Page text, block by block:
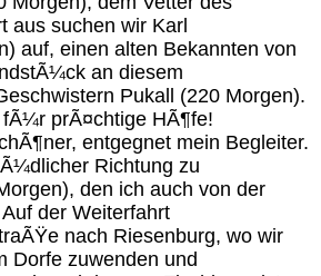
aus suchen wir Karl
auf, einen alten Bekannten von
an diesem
Pukall (220 Morgen).
prÃ¤chtige HÃ¶fe!
entgegnet mein Begleiter.
Richtung zu
den ich auch von der
der Weiterfahrt
nach Riesenburg, wo wir
Dorfe zuwenden und